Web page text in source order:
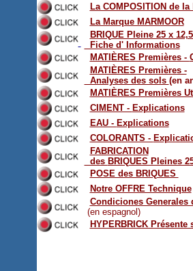
La COMPOSITION de
La Marque MARMOOR
BRIQUE Pleine 25 x
Fiche d' Informations
MATIÈRES Premières -
MATIÈRES Premières -
Analyses des sols (en
MATIÈRES Premières
CIMENT - Explications
EAU - Explications
COLORANTS -
FABRICATION
des BRIQUES Pleines
POSE des BRIQUES
Notre OFFRE Technique
Condiciones Generales
(en espagnol)
HYPERBRICK